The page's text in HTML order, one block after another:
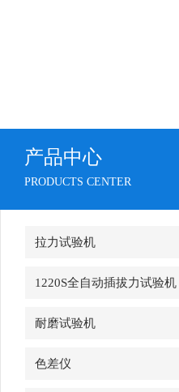
产品中心
PRODUCTS CENTER
拉力试验机
1220S全自动插拔力试验机
耐磨试验机
色差仪